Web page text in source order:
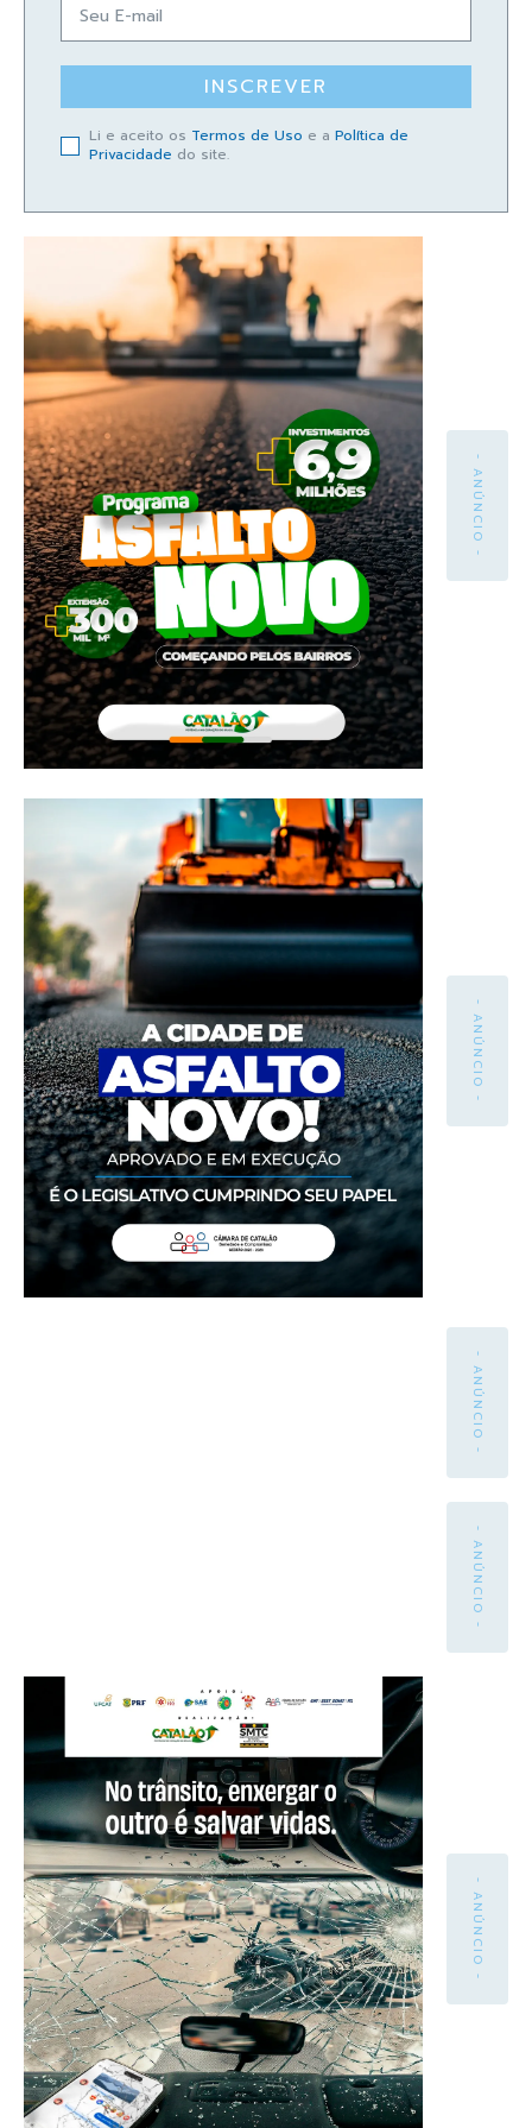
INSCREVER
Li e aceito os Termos de Uso e a Política de
Privacidade do site.
- ANÚNCIO -
- ANÚNCIO -
- ANÚNCIO -
- ANÚNCIO -
- ANÚNCIO -